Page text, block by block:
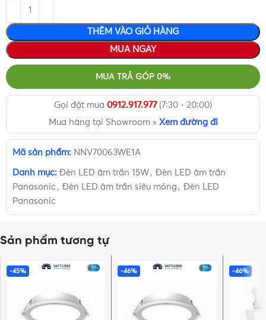
THÊM VÀO GIỎ HÀNG
MUA NGAY
MUA TRẢ GÓP 0%
Gọi đặt mua 0912.917.977(7:30 - 20:00)
Mua hàng tại Showroom » Xem đường đi
Mã sản phẩm: NNV70063WE1A
Danh mục: Đèn LED âm trần 15W , Đèn LED âm trần
Panasonic , Đèn LED âm trần siêu mỏng , Đèn LED
Panasonic
Sản phẩm tương tự
-45% -46% -46%